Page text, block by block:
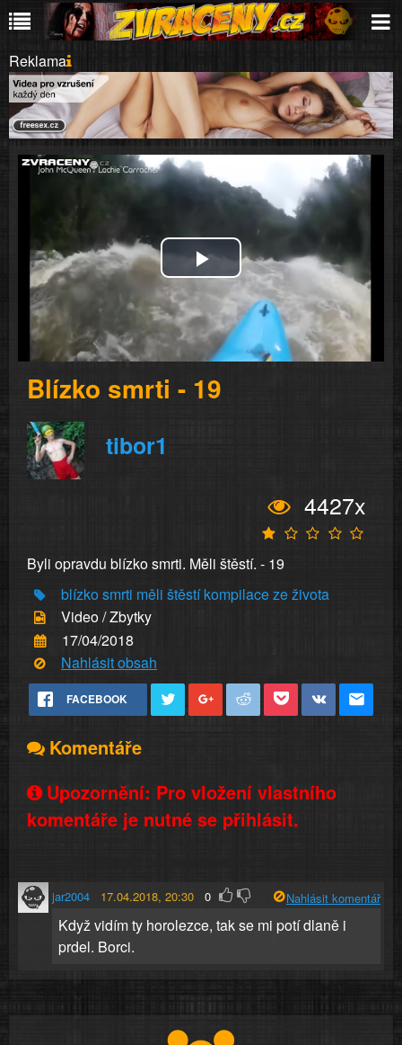
Reklama
Play
Video
Blízko smrti - 19
tibor1
4427x
Byli opravdu blízko smrti. Měli štěstí. - 19
blízko smrti měli štěstí kompilace ze života
Video / Zbytky
17/04/2018
Nahlásit obsah
FACEBOOK
Komentáře
Upozornění: Pro vložení vlastního
komentáře je nutné se přihlásit.
jar2004 17.04.2018, 20:30 0 Nahlásit komentář
Když vidím ty horolezce, tak se mi potí dlaně i
prdel. Borci.